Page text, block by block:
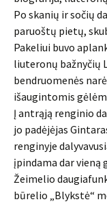
Po skanių ir sočių
paruoštų pietų,
Pakeliui buvo
liuteronų bažnyčių
bendruomenės
išaugintomis
Į antrąją renginio
jo padėjėjas
renginyje
įpindama dar vieną
Žeimelio
būrelio „Blykstė“